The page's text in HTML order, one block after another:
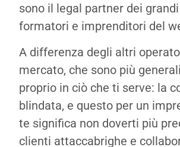
sono il legal partner dei
formatori e imprenditori del
A differenza degli altri
mercato, che sono più
proprio in ciò che ti serve: la
blindata, e questo per un
te significa non doverti più
clienti attaccabrighe e